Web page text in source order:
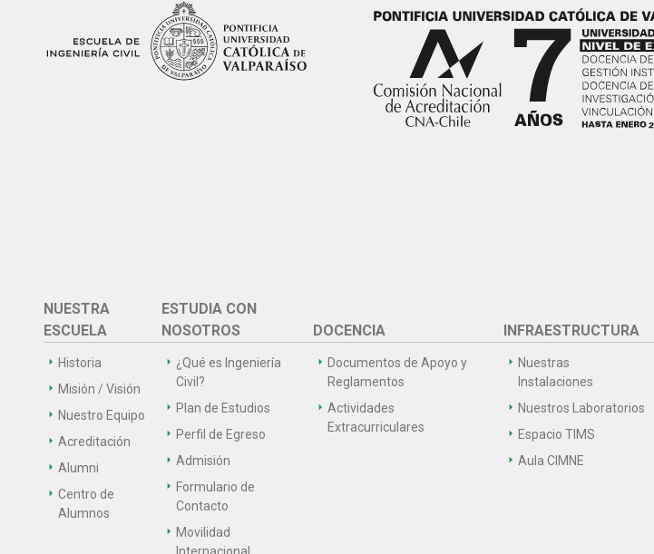
NUESTRA
ESCUELA
Historia
Misión / Visión
Nuestro Equipo
Acreditación
Alumni
Centro de
Alumnos
ESTUDIA CON
NOSOTROS
¿Qué es Ingeniería
Civil?
Plan de Estudios
Perfil de Egreso
Admisión
Formulario de
Contacto
Movilidad
DOCENCIA
Documentos de Apoyo y
Reglamentos
Actividades
Extracurriculares
INFRAESTRUCTURA
Nuestras
Instalaciones
Nuestros Laboratorios
Espacio TIMS
Aula CIMNE